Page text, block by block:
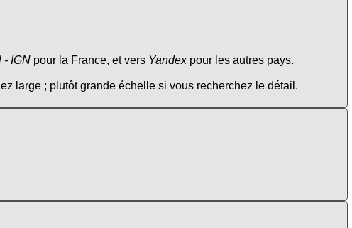
- IGN pour la France, et vers Yandexpour les autres pays.
large ; plutôt grande échelle si vous recherchez le détail.